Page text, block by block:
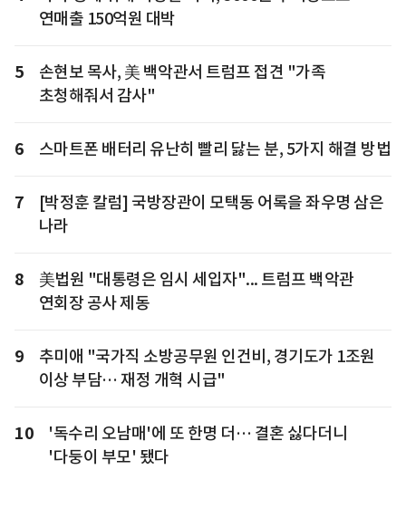
연매출 150억원 대박
5
손현보 목사, 美 백악관서 트럼프 접견 "가족
초청해줘서 감사"
6 스마트폰 배터리 유난히 빨리 닳는 분, 5가지 해결 방법
7
[박정훈 칼럼] 국방장관이 모택동 어록을 좌우명 삼은
나라
8
美법원 "대통령은 임시 세입자"... 트럼프 백악관
연회장 공사 제동
9
추미애 "국가직 소방공무원 인건비, 경기도가 1조원
이상 부담… 재정 개혁 시급"
10
'독수리 오남매'에 또 한명 더… 결혼 싫다더니
'다둥이 부모' 됐다